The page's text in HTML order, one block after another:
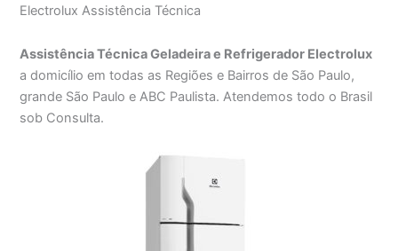
Electrolux Assistência Técnica
Assistência Técnica Geladeira e Refrigerador Electrolux
a domicílio em todas as Regiões e Bairros de São Paulo,
grande São Paulo e ABC Paulista. Atendemos todo o Brasil
sob Consulta.